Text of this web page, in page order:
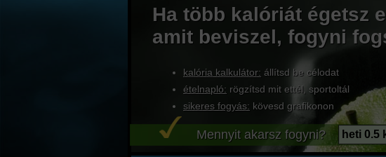
Ha több kalóriát égetsz
amit beviszel, fogyni
kalória kalkulátor: állítsd be célodat
ételnapló: rögzítsd mit ettél, sportoltál
sikeres fogyás: kövesd grafikonon
Mennyit akarsz fogyni? heti 0.5